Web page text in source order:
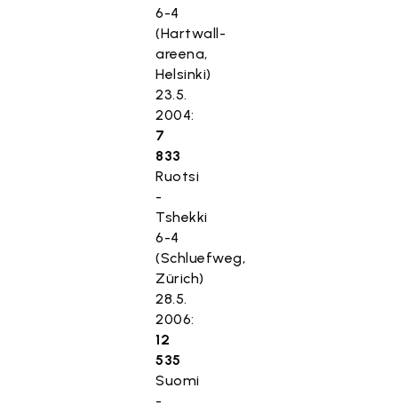
6-4
(Hartwall-
areena,
Helsinki)
23.5.
2004:
7
833
Ruotsi
-
Tshekki
6-4
(Schluefweg,
Zürich)
28.5.
2006:
12
535
Suomi
-